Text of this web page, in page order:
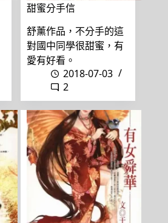
甜蜜分手信
舒薰作品，不分手的這
對國中同學很甜蜜，有
愛有好看。
2018-07-03
2